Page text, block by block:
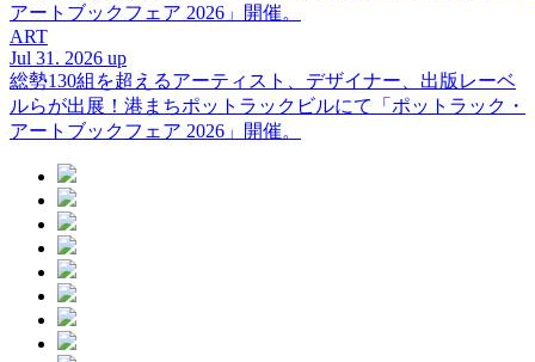
アートブックフェア 2026」開催。
ART
Jul 31. 2026 up
総勢130組を超えるアーティスト、デザイナー、出版レーベ
ルらが出展！港まちポットラックビルにて「ポットラック・
アートブックフェア 2026」開催。